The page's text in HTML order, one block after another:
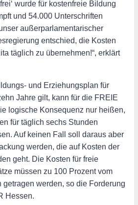
wurde für kostenfreie Bildung
und 54.000 Unterschriften
außerparlamentarischer
entschied, die Kosten
täglich zu übernehmen!“, erklärt
und Erziehungsplan für
Jahre gilt, kann für die FREIE
logische Konsequenz nur heißen,
für täglich sechs Stunden
Auf keinen Fall soll daraus aber
werden, die auf Kosten der
geht. Die Kosten für freie
müssen zu 100 Prozent vom
getragen werden, so die Forderung
Hessen.